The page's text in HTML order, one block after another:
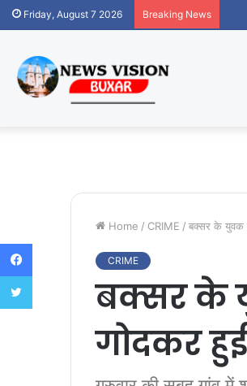
Friday, August 7 2026 Breaking News
Home / CRIME / बक्सर के युवक
CRIME
बक्सर के
गोदकर